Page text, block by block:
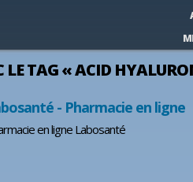
LE TAG « ACID
- Pharmacie en ligne
en ligne Labosanté